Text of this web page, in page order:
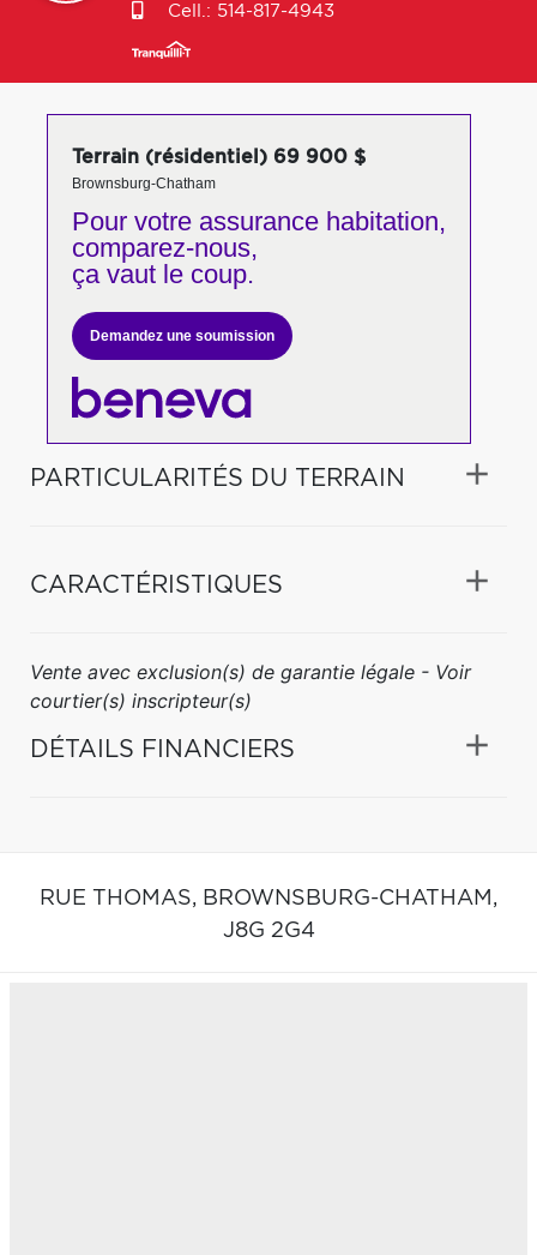
Cell.: 514-817-4943
Terrain (résidentiel) 69 900 $
Brownsburg-Chatham
Pour votreassurance habitation,
comparez-nous,
ça vaut le coup.
Demandez une soumission
PARTICULARITÉS DU TERRAIN
CARACTÉRISTIQUES
Vente avec exclusion(s) de garantie légale - Voir
courtier(s) inscripteur(s)
DÉTAILS FINANCIERS
RUE THOMAS, BROWNSBURG-CHATHAM,
J8G 2G4